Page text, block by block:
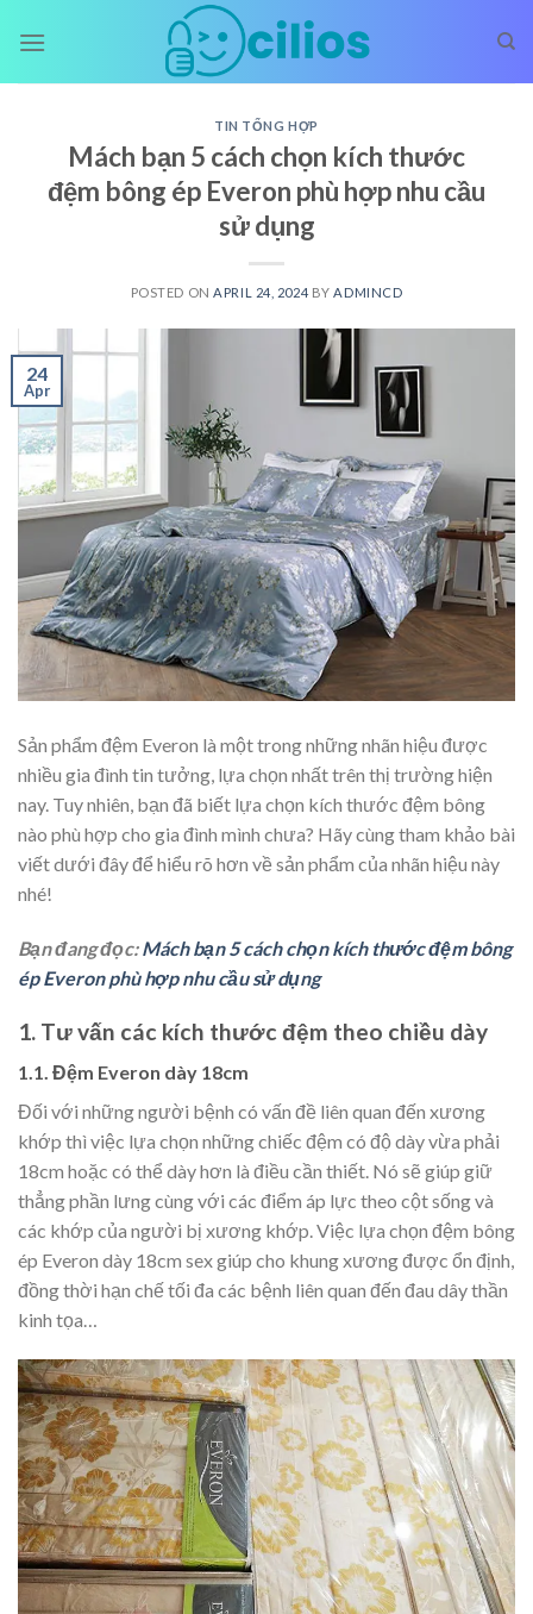
TIN TỔNG HỢP
Mách bạn 5 cách chọn kích thước
đệm bông ép Everon phù hợp nhu cầu
sử dụng
POSTED ON APRIL 24, 2024 BY ADMINCD
24
Apr
Sản phẩm đệm Everon là một trong những nhãn hiệu được
nhiều gia đình tin tưởng, lựa chọn nhất trên thị trường hiện
nay. Tuy nhiên, bạn đã biết lựa chọn kích thước đệm bông
nào phù hợp cho gia đình mình chưa? Hãy cùng tham khảo bài
viết dưới đây để hiểu rõ hơn về sản phẩm của nhãn hiệu này
nhé!
Bạn đang đọc:Mách bạn 5 cách chọn kích thước đệm bông
ép Everon phù hợp nhu cầu sử dụng
1. Tư vấn các kích thước đệm theo chiều dày
1.1. Đệm Everon dày 18cm
Đối với những người bệnh có vấn đề liên quan đến xương
khớp thì việc lựa chọn những chiếc đệm có độ dày vừa phải
18cm hoặc có thể dày hơn là điều cần thiết. Nó sẽ giúp giữ
thẳng phần lưng cùng với các điểm áp lực theo cột sống và
các khớp của người bị xương khớp. Việc lựa chọn đệm bông
ép Everon dày 18cm sex giúp cho khung xương được ổn định,
đồng thời hạn chế tối đa các bệnh liên quan đến đau dây thần
kinh tọa…